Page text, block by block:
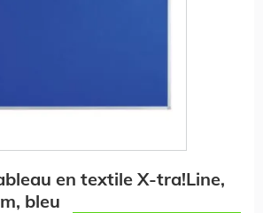
en textile X-tra!Line,
bleu